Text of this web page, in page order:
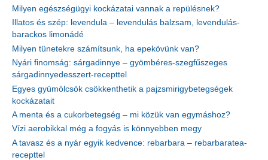
Milyen egészségügyi kockázatai vannak a repülésnek?
Illatos és szép: levendula – levendulás balzsam, levendulás-
barackos limonádé
Milyen tünetekre számítsunk, ha epekövünk van?
Nyári finomság: sárgadinnye – gyömbéres-szegfűszeges
sárgadinnyedesszert-recepttel
Egyes gyümölcsök csökkenthetik a pajzsmirigybetegségek
kockázatait
A menta és a cukorbetegség – mi közük van egymáshoz?
Vízi aerobikkal még a fogyás is könnyebben megy
A tavasz és a nyár egyik kedvence: rebarbara – rebarbaratea-
recepttel